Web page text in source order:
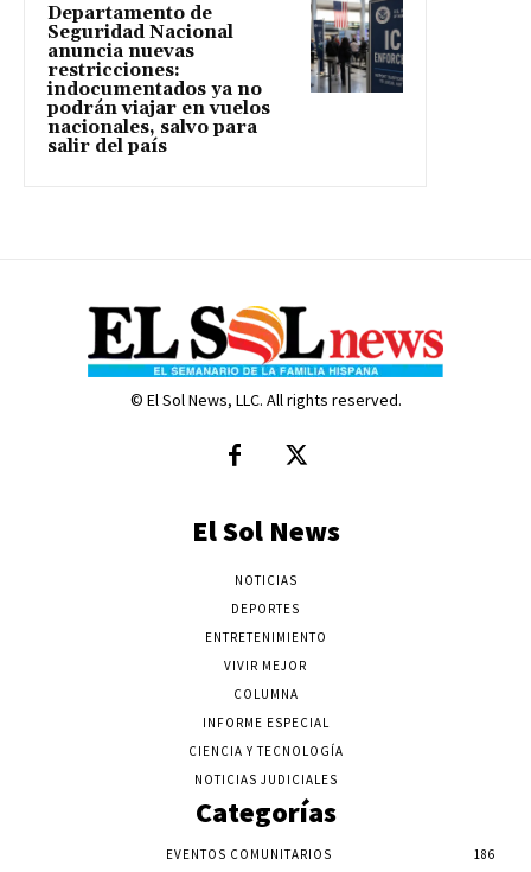
Departamento de
Seguridad Nacional
anuncia nuevas
restricciones:
indocumentados ya no
podrán viajar en vuelos
nacionales, salvo para
salir del país
© El Sol News, LLC. All rights reserved.
El Sol News
NOTICIAS
DEPORTES
ENTRETENIMIENTO
VIVIR MEJOR
COLUMNA
INFORME ESPECIAL
CIENCIA Y TECNOLOGÍA
NOTICIAS JUDICIALES
Categorías
EVENTOS COMUNITARIOS
186